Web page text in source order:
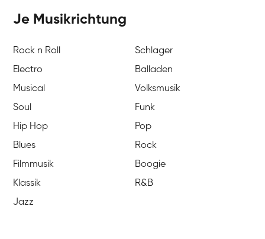
Je Musikrichtung
Rock n Roll
Schlager
Electro
Balladen
Musical
Volksmusik
Soul
Funk
Hip Hop
Pop
Blues
Rock
Filmmusik
Boogie
Klassik
R&B
Jazz